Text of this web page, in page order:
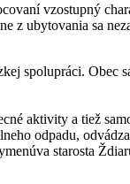
vzostupný
ubytovania sa
spolupráci.
aktivity a tiež
odpadu,
starosta